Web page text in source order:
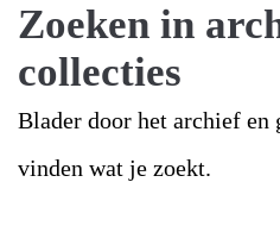
Zoeken in
collecties
Blader door het archief
vinden wat je zoekt.